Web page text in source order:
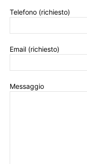
Telefono (richiesto)
Email (richiesto)
Messaggio